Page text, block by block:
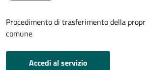
Procedimento di trasferimento della
comune
Accedi al servizio